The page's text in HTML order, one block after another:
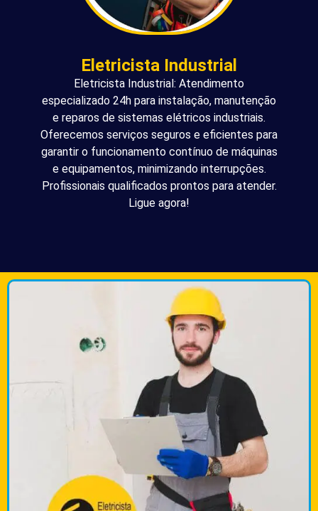
Eletricista Industrial
Eletricista Industrial: Atendimento
especializado 24h para instalação, manutenção
e reparos de sistemas elétricos industriais.
Oferecemos serviços seguros e eficientes para
garantir o funcionamento contínuo de máquinas
e equipamentos, minimizando interrupções.
Profissionais qualificados prontos para atender.
Ligue agora!